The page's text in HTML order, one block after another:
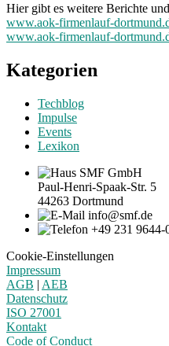
Hier gibt es weitere Berichte
www.aok-firmenlauf-
www.aok-firmenlauf-
Kategorien
Techblog
Impulse
Events
Lexikon
SMF GmbH
Paul-Henri-Spaak-Str. 5
44263 Dortmund
info@smf.de
+49 231 9644-
Cookie-Einstellungen
Impressum
AGB | AEB
Datenschutz
ISO 27001
Kontakt
Code of Conduct